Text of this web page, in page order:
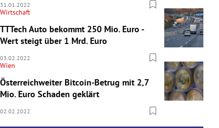
31.01.2022
Wirtschaft
TTTech Auto bekommt 250 Mio. Euro -
Wert steigt über 1 Mrd. Euro
03.02.2022
Wien
Österreichweiter Bitcoin-Betrug mit 2,7
Mio. Euro Schaden geklärt
02.02.2022